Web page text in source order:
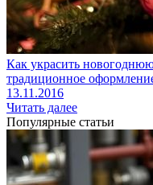
Как украсить
традиционное
13.11.2016
Читать далее
Популярные статьи